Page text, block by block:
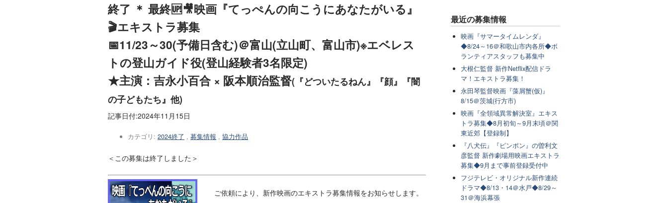
終了 ＊ 最終🆙🎥映画『てっぺんの向こうにあなたがいる』
🎬エキストラ募集
📅11/23～30(予備日含む)＠富山(立山町、富山市)※エベレス
トの登山ガイド役(登山経験者3名限定)
★主演：吉永小百合 × 阪本順治監督(『どついたるねん』『顔』『闇
の子どもたち』他)
記事日付:2024年11月15日
カテゴリ: 2024終了 , 募集情報 , 協力作品
＜この募集は終了しました＞
ご依頼により、新作映画のエキストラ募集情報をお知らせします。
最近の募集情報
映画『サマータイムレンダ』
◆8/24～16＠和歌山市内各所◆ボ
ランティアスタッフも募集中
大根仁監督 新作Netflix配信ドラ
マ！エキストラ募集！
永田琴監督映画『藻屑蟹(仮)』
8/15＠茨城(行方市)
映画『全領域異常解決室』エキス
トラ募集◆8月初旬～9月末頃＠関
東近郊【登録制】
『八犬伝』『ピンポン』の曽利文
彦監督 新作劇場用映画エキストラ
募集◆9月まで事前登録受付中
フジテレビ・オリジナル新作連続
ドラマ◆8/13・14＠水戸◆8/29～
31＠海浜幕張